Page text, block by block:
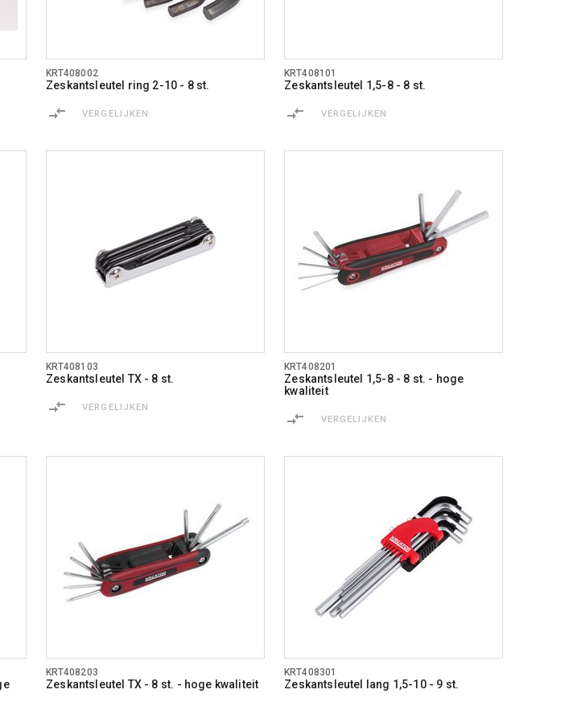
KRT408002
Zeskantsleutel ring 2-10 - 8 st.
VERGELIJKEN
KRT408101
Zeskantsleutel 1,5-8 - 8 st.
VERGELIJKEN
KRT408103
Zeskantsleutel TX - 8 st.
VERGELIJKEN
KRT408201
Zeskantsleutel 1,5-8 - 8 st. - hoge
kwaliteit
VERGELIJKEN
KRT408203
Zeskantsleutel TX - 8 st. - hoge kwaliteit
KRT408301
Zeskantsleutel lang 1,5-10 - 9 st.